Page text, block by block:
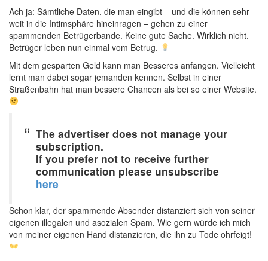
Ach ja: Sämtliche Daten, die man eingibt – und die können sehr
weit in die Intimsphäre hineinragen – gehen zu einer
spammenden Betrügerbande. Keine gute Sache. Wirklich nicht.
Betrüger leben nun einmal vom Betrug.
Mit dem gesparten Geld kann man Besseres anfangen. Vielleicht
lernt man dabei sogar jemanden kennen. Selbst in einer
Straßenbahn hat man bessere Chancen als bei so einer Website.
The advertiser does not manage your
subscription.
If you prefer not to receive further
communication please unsubscribe
here
Schon klar, der spammende Absender distanziert sich von seiner
eigenen illegalen und asozialen Spam. Wie gern würde ich mich
von meiner eigenen Hand distanzieren, die ihn zu Tode ohrfeigt!